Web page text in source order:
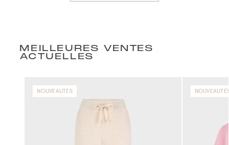
MEILLEURES VENTES
ACTUELLES
NOUVEAUTÉS